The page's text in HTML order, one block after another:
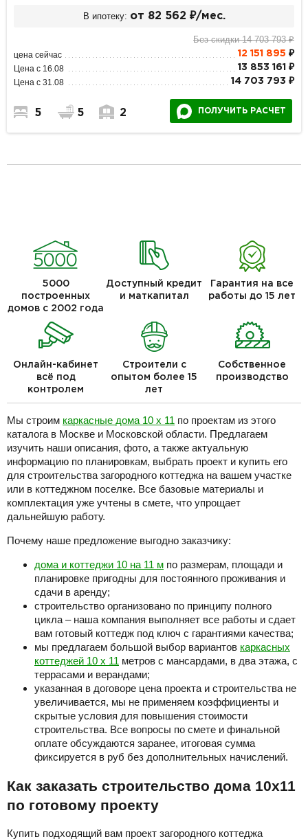
В ипотеку: от 82 562 ₽/мес.
Без скидки 14 703 793 ₽
цена сейчас 12 151 895 ₽
Цена с 16.08 13 853 161 ₽
Цена с 31.08 14 703 793 ₽
5 5 2 ПОЛУЧИТЬ РАСЧЕТ
5000
построенных
домов с 2002 года
Доступный кредит
и маткапитал
Гарантия на все
работы до 15 лет
Онлайн-кабинет
всё под
контролем
Строители с
опытом более 15
лет
Собственное
производство
Мы строим каркасные дома 10 х 11 по проектам из этого
каталога в Москве и Московской области. Предлагаем
изучить наши описания, фото, а также актуальную
информацию по планировкам, выбрать проект и купить его
для строительства загородного коттеджа на вашем участке
или в коттеджном поселке. Все базовые материалы и
комплектация уже учтены в смете, что упрощает
дальнейшую работу.
Почему наше предложение выгодно заказчику:
дома и коттеджи 10 на 11 м по размерам, площади и
планировке пригодны для постоянного проживания и
сдачи в аренду;
строительство организовано по принципу полного
цикла – наша компания выполняет все работы и сдает
вам готовый коттедж под ключ с гарантиями качества;
мы предлагаем большой выбор вариантов каркасных
коттеджей 10 х 11 метров с мансардами, в два этажа, с
террасами и верандами;
указанная в договоре цена проекта и строительства не
увеличивается, мы не применяем коэффициенты и
скрытые условия для повышения стоимости
строительства. Все вопросы по смете и финальной
оплате обсуждаются заранее, итоговая сумма
фиксируется в руб без дополнительных начислений.
Как заказать строительство дома 10х11
по готовому проекту
Купить подходящий вам проект загородного коттеджа